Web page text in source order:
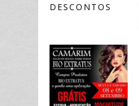
DESCONTOS